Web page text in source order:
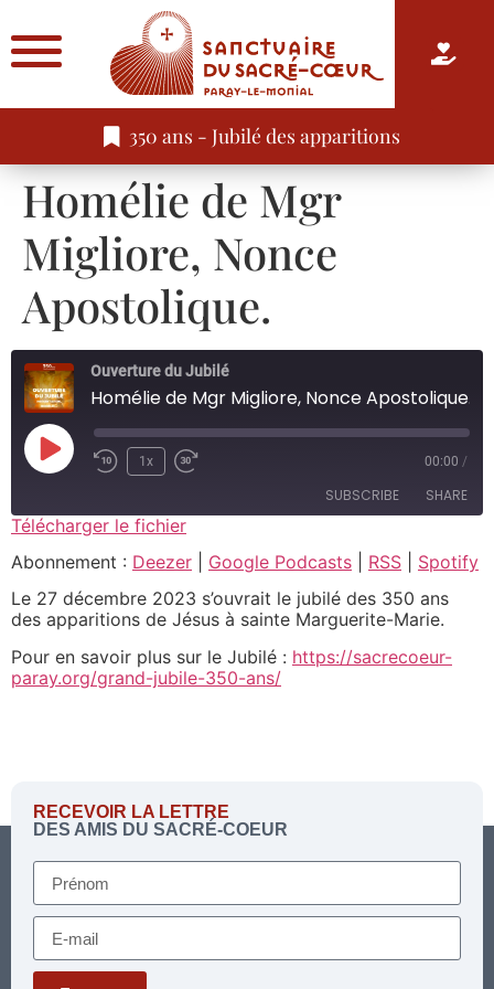
350 ans - Jubilé des apparitions
Homélie de Mgr
Migliore, Nonce
Apostolique.
Ouverture du Jubilé
Homélie de Mgr Migliore, Nonce Apostolique.
1x 00:00 /
SUBSCRIBE SHARE
Deezer Google Podcasts
RSS Spotify
RSS FEED
SHARE
LINK
EMBED
Télécharger le fichier
Abonnement : Deezer Google Podcasts RSS
Spotify
Le 27 décembre 2023 s’ouvrait le jubilé des 350 ans
des apparitions de Jésus à sainte Marguerite-Marie.
Pour en savoir plus sur le Jubilé : https://sacrecoeur-
paray.org/grand-jubile-350-ans/
RECEVOIR LA LETTRE
DES AMIS DU SACRÉ-COEUR